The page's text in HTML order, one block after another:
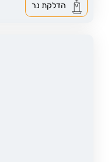
הדלקת נר